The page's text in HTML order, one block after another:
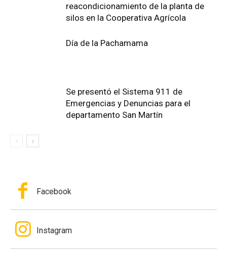
reacondicionamiento de la planta de
silos en la Cooperativa Agrícola
Día de la Pachamama
Se presentó el Sistema 911 de
Emergencias y Denuncias para el
departamento San Martín
Facebook
Instagram